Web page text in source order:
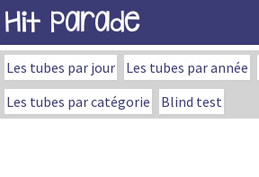
Hit Parade
Les tubes par jour Les tubes par année
Les tubes par catégorie
Blind test